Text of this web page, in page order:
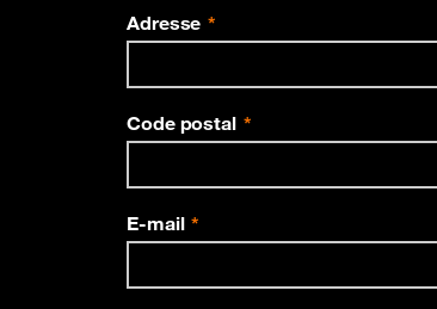
Adresse
Code postal
E-mail